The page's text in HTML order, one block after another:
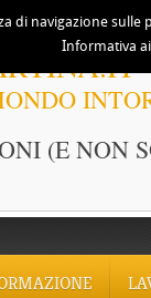
(E NON
di navigazione
Informativa ai